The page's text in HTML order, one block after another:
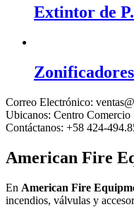
Extintor de
Correo Electrónico:
Ubicanos: Centro Comercio
Contáctanos: +58 424-
American Fire
En American Fire
incendios, válvulas y